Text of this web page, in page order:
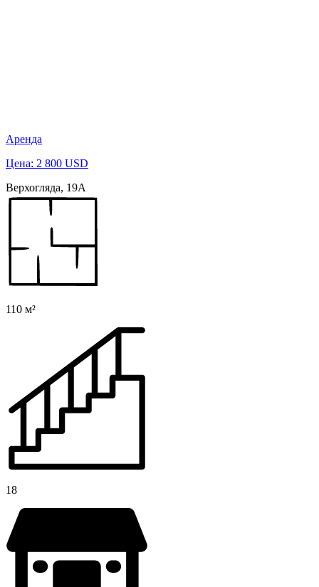
Аренда
Цена: 2 800 USD
Верхогляда, 19А
110 м²
18